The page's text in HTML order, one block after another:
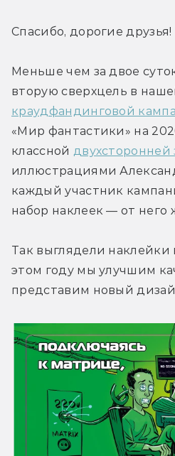
Спасибо, дорогие друзья!
Меньше чем за двое
краудфандинговой
«Мир фантастики» на
классной двухсторонней
иллюстрациями
каждый участник
набор наклеек — от него
Так выглядели наклейки
этом году мы улучшим
представим новый